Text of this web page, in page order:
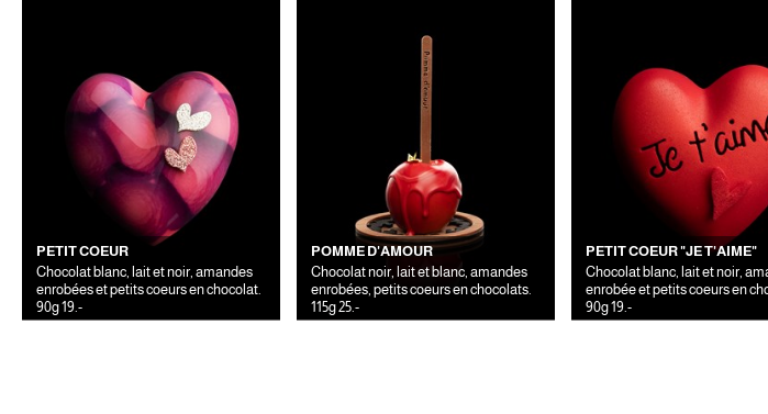
PETIT COEUR
Chocolat blanc, lait et noir, amandes
enrobées et petits coeurs en chocolat.
90g 19.-
POMME D'AMOUR
Chocolat noir, lait et blanc, amandes
enrobées, petits coeurs en chocolats.
115g 25.-
PETIT COEUR "JE T'AIME"
Chocolat blanc, lait et noir,
enrobée et petits coeurs en
90g 19.-